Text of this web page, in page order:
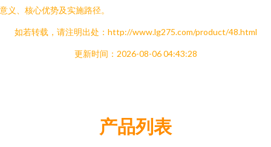
义、核心优势及实施路径。
如若转载，请注明出处：http://www.lg275.com/product/48.html
更新时间：2026-08-06 04:43:28
产品列表